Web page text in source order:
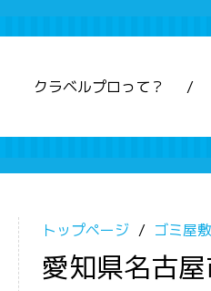
クラベルプロって？
トップページ ゴミ屋
愛知県名古